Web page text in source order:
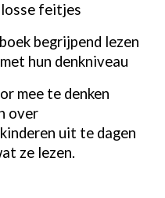
feitjes
begrijpend lezen
hun denkniveau
mee te denken
over
uit te dagen
ze lezen.